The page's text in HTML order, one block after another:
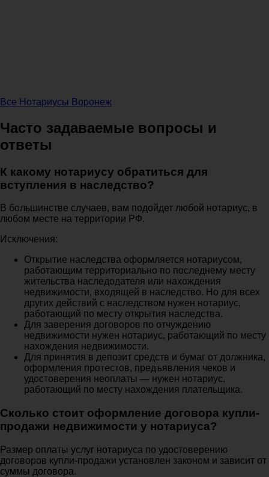
Все Нотариусы Воронеж
Часто задаваемые вопросы и
ответы
К какому нотариусу обратиться для
вступления в наследство?
В большинстве случаев, вам подойдет любой нотариус, в
любом месте на территории РФ.
Исключения:
Открытие наследства оформляется нотариусом,
работающим территориально по последнему месту
жительства наследодателя или нахождения
недвижимости, входящей в наследство. Но для всех
других действий с наследством нужен нотариус,
работающий по месту открытия наследства.
Для заверения договоров по отчуждению
недвижимости нужен нотариус, работающий по месту
нахождения недвижимости.
Для принятия в депозит средств и бумаг от должника,
оформления протестов, предъявления чеков и
удостоверения неоплаты — нужен нотариус,
работающий по месту нахождения плательщика.
Сколько стоит оформление договора купли-
продажи недвижимости у нотариуса?
Размер оплаты услуг нотариуса по удостоверению
договоров купли-продажи установлен законом и зависит от
суммы договора.